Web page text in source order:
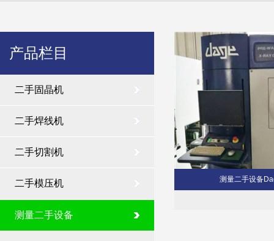
产品栏目
二手固晶机
二手焊线机
二手切割机
二手模压机
测量二手设备
测量二手设备